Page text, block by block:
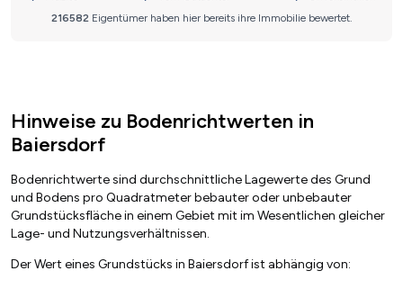
Hinweise zu Bodenrichtwerten in
Baiersdorf
Bodenrichtwerte sind durchschnittliche Lagewerte des Grund
und Bodens pro Quadratmeter bebauter oder unbebauter
Grundstücksfläche in einem Gebiet mit im Wesentlichen gleicher
Lage- und Nutzungsverhältnissen.
Der Wert eines Grundstücks in Baiersdorf ist abhängig von: